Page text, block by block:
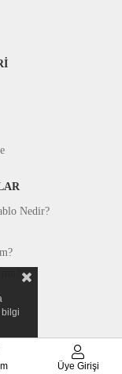
Nedir?
bilgi
Üye Girişi